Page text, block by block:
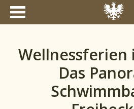
Wellnessferien
Das